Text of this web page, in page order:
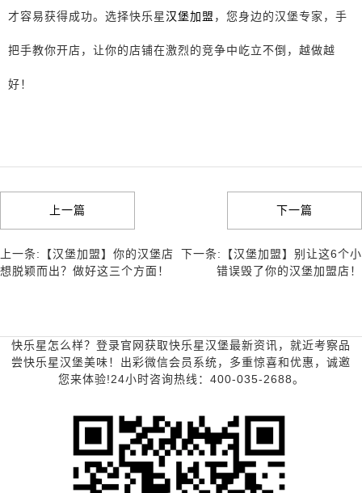
才容易获得成功。选择快乐星汉堡加盟 ，您身边的汉堡专家，手
把手教你开店，让你的店铺在激烈的竞争中屹立不倒，越做越
好！
上一篇
上一条:【汉堡加盟】你的汉堡店
想脱颖而出？做好这三个方面！
下一篇
下一条:【汉堡加盟】别让这6个小
错误毁了你的汉堡加盟店！
快乐星怎么样？登录官网获取快乐星汉堡最新资讯，就近考察品
尝快乐星汉堡美味！出彩微信会员系统，多重惊喜和优惠，诚邀
您来体验!24小时咨询热线：400-035-2688。